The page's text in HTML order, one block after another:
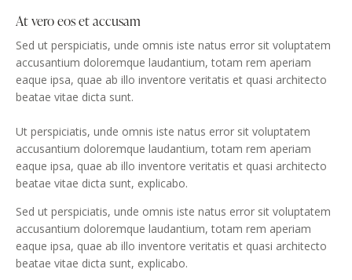
At vero eos et accusam
Sed ut perspiciatis, unde omnis iste natus error sit voluptatem
accusantium doloremque laudantium, totam rem aperiam
eaque ipsa, quae ab illo inventore veritatis et quasi architecto
beatae vitae dicta sunt.
Ut perspiciatis, unde omnis iste natus error sit voluptatem
accusantium doloremque laudantium, totam rem aperiam
eaque ipsa, quae ab illo inventore veritatis et quasi architecto
beatae vitae dicta sunt, explicabo.
Sed ut perspiciatis, unde omnis iste natus error sit voluptatem
accusantium doloremque laudantium, totam rem aperiam
eaque ipsa, quae ab illo inventore veritatis et quasi architecto
beatae vitae dicta sunt, explicabo.